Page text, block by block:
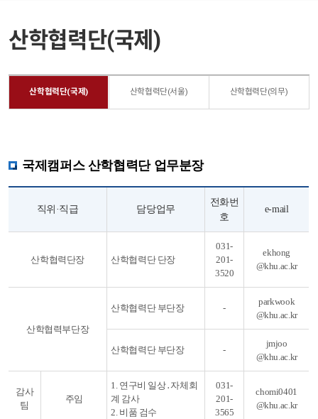
산학협력단(국제)
산학협력단(국제) 산학협력단(서울) 산학협력단(의무)
국제캠퍼스 산학협력단 업무분장
직위·직급 담당업무
전화번
호
e-mail
산학협력단장 산학협력단 단장
031-
201-
3520
ekhong
@khu.ac.kr
산학협력부단장
산학협력단 부단장 -
parkwook
@khu.ac.kr
산학협력단 부단장 -
jmjoo
@khu.ac.kr
감사
팀
주임
1. 연구비 일상․자체회
계 감사
2. 비품 검수
031-
201-
3565
chomi0401
@khu.ac.kr